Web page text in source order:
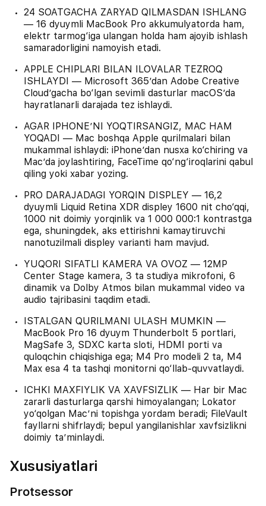
24 SOATGACHA ZARYAD QILMASDAN ISHLANG
— 16 dyuymli MacBook Pro akkumulyatorda ham,
elektr tarmog‘iga ulangan holda ham ajoyib ishlash
samaradorligini namoyish etadi.
APPLE CHIPLARI BILAN ILOVALAR TEZROQ
ISHLAYDI — Microsoft 365’dan Adobe Creative
Cloud’gacha bo‘lgan sevimli dasturlar macOS’da
hayratlanarli darajada tez ishlaydi.
AGAR IPHONE’NI YOQTIRSANGIZ, MAC HAM
YOQADI — Mac boshqa Apple qurilmalari bilan
mukammal ishlaydi: iPhone’dan nusxa ko‘chiring va
Mac’da joylashtiring, FaceTime qo‘ng‘iroqlarini qabul
qiling yoki xabar yozing.
PRO DARAJADAGI YORQIN DISPLEY — 16,2
dyuymli Liquid Retina XDR displey 1600 nit cho‘qqi,
1000 nit doimiy yorqinlik va 1 000 000:1 kontrastga
ega, shuningdek, aks ettirishni kamaytiruvchi
nanotuzilmali displey varianti ham mavjud.
YUQORI SIFATLI KAMERA VA OVOZ — 12MP
Center Stage kamera, 3 ta studiya mikrofoni, 6
dinamik va Dolby Atmos bilan mukammal video va
audio tajribasini taqdim etadi.
ISTALGAN QURILMANI ULASH MUMKIN —
MacBook Pro 16 dyuym Thunderbolt 5 portlari,
MagSafe 3, SDXC karta sloti, HDMI porti va
quloqchin chiqishiga ega; M4 Pro modeli 2 ta, M4
Max esa 4 ta tashqi monitorni qo‘llab-quvvatlaydi.
ICHKI MAXFIYLIK VA XAVFSIZLIK — Har bir Mac
zararli dasturlarga qarshi himoyalangan; Lokator
yo‘qolgan Mac’ni topishga yordam beradi; FileVault
fayllarni shifrlaydi; bepul yangilanishlar xavfsizlikni
doimiy ta’minlaydi.
Xususiyatlari
Protsessor